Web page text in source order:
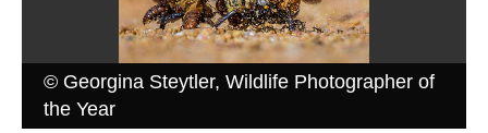
© Georgina Steytler, Wildlife Photographer of
the Year